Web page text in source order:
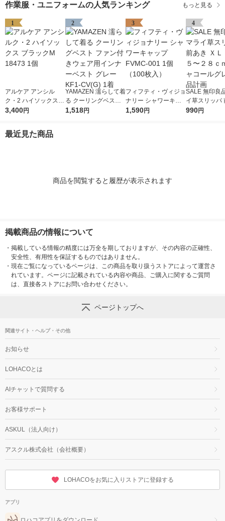
作業服・ユニフォームの人気ランキング もっと見る
1
アルケア アンシル
ク・2 ハイソックス
ブラックM 18473 1個
3,400円
2
YAMAZEN 濡らして着
る クーリングベスト
ファン付きウェア用イ
1,518円
3
フィフティ・ヴィジョ
ナリー シャワーキャ
ップ FVMC-001 1個
1,590円
4
SALE 無印良
イ草スリッパ
ＸＬ ２６．５
990円
最近見た商品
商品を閲覧すると履歴が表示されます
掲載商品の情報について
・ 掲載している情報の精度には万全を期しておりますが、その内容の正確性、
安全性、有用性を保証するものではありません。
・ 現在ご覧になっているページは、この商品を取り扱うストアによって運営さ
れています。ページに記載されている内容や商品、ご購入に関するご質問
は、直接各ストアにお問い合わせください。
ページトップへ
関連サイト・ヘルプ・その他
お知らせ
LOHACOとは
AIチャットで質問する
お客様サポート
ASKUL（法人向け）
アスクル株式会社（会社概要）
LOHACOをお気に入りストアに登録する
アプリ